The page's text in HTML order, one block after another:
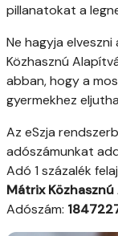
pillanatokat a
Ne hagyja
Közhasznú
abban, hogy a
gyermekhez
Az eSzja
adószámunkat
Adó 1 százalék
Mátrix
Adószám: